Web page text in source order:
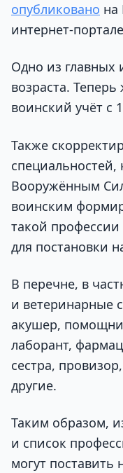
опубликовано на
интернет-
Одно из главных
возраста.
воинский учёт с
Также
Вооружённым
воинским
такой
для постановки
В перечне, в
и ветеринарные
акушер,
лаборант,
сестра,
другие.
Таким образом,
и список
могут поставить